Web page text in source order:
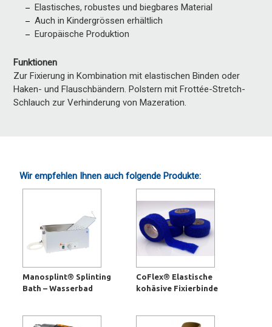
Elastisches, robustes und biegbares Material
Auch in Kindergrössen erhältlich
Europäische Produktion
Funktionen
Zur Fixierung in Kombination mit elastischen Binden oder
Haken- und Flauschbändern. Polstern mit Frottée-Stretch-
Schlauch zur Verhinderung von Mazeration.
Wir empfehlen Ihnen auch folgende Produkte:
Manosplint® Splinting
Bath – Wasserbad
CoFlex® Elastische
kohäsive Fixierbinde